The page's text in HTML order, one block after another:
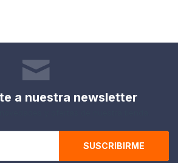
a nuestra newsletter
SUSCRIBIRME